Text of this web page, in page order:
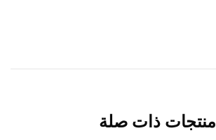
منتجات ذات صلة